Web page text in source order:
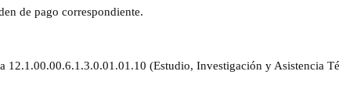
de pago correspondiente.
12.1.00.00.6.1.3.0.01.01.10 (Estudio, Investigación y Asistencia